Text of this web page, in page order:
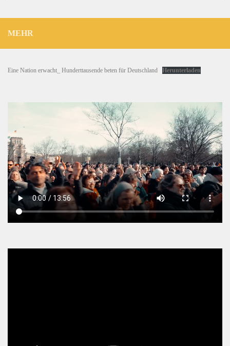
MEHR
Eine Nation erwacht_ Hunderttausende beten für Deutschland Herunterladen